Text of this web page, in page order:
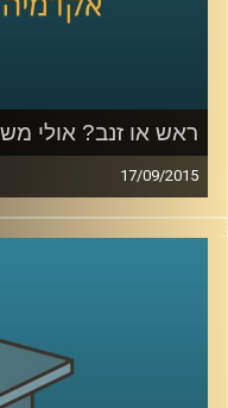
ראש או זנב? אולי
17/09/2015
דוקטור גבריאלה
יש לשאוף, אותה יש
מאדם לאדם,
לקראת השנה